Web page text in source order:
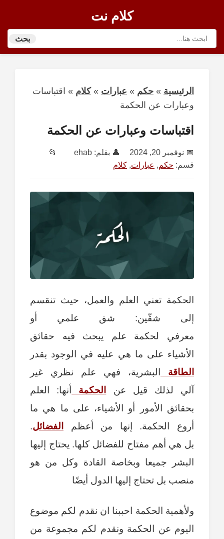
كلام نت
بحث
الرئيسية » حكم » عبارات »كلام » اقتباسات
وعبارات عن الحكمة
اقتباسات وعبارات عن الحكمة
📅 نوفمبر 20, 2024 👤 بقلم: ehab
📂
قسم: حكم, عبارات, كلام
الحكمة تعني العلم والعمل، حيث تنقسم
إلى شقّين: شق علمي أو
معرفي لحكمة علم يبحث فيه حقائق
الأشياء على ما هي عليه في الوجود بقدر
الطاقة
البشرية، فهي علم نظري غير
آلي لذلك قيل عن
الحكمة
أنها: العلم
بحقائق الأمور أو الأشياء، على ما هي ما
أروع الحكمة. إنها من أعظم
الفضائل.
بل هي أهم مفتاح للفضائل كلها. يحتاج إليها
البشر جميعا وبخاصة القادة وكل من هو
منصب بل تحتاج إليها الدول أيضًا
ولأهمية الحكمة احببنا ان نقدم لكم موضوع
اليوم عن الحكمة ونقدم لكم مجموعة من